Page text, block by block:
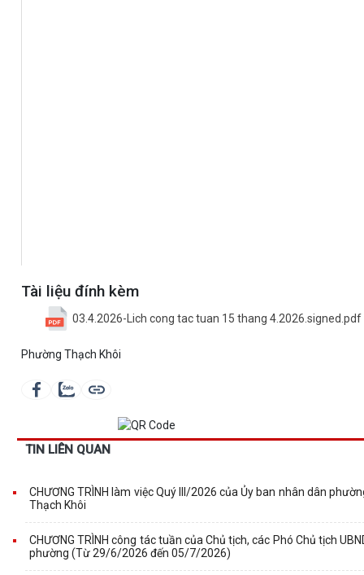
Tài liệu đính kèm
03.4.2026-Lich cong tac tuan 15 thang 4.2026.signed.pdf
Phường Thạch Khôi
TIN LIÊN QUAN
CHƯƠNG TRÌNH làm việc Quý III/2026 của Ủy ban nhân dân
Thạch Khôi
CHƯƠNG TRÌNH công tác tuần của Chủ tịch, các Phó Chủ tịch
phường (Từ 29/6/2026 đến 05/7/2026)